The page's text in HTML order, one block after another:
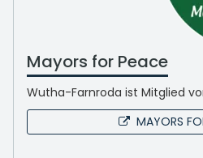
Mayors for Peace
Wutha-Farnroda ist Mitglied
MAYORS